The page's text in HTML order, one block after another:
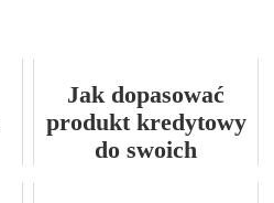
Jak dopasować
produkt kredytowy
do swoich